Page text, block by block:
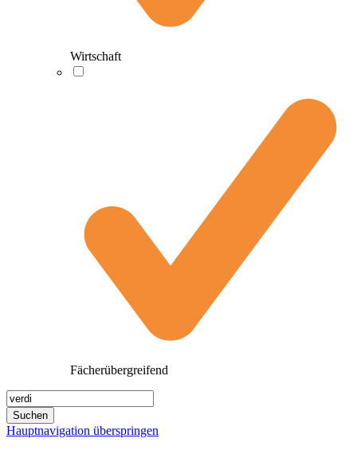
Wirtschaft
Fächerübergreifend
Hauptnavigation überspringen